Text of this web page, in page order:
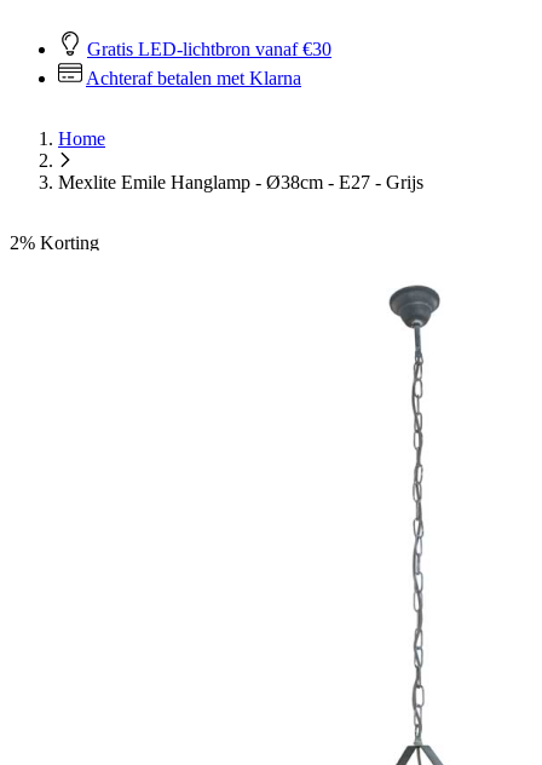
Gratis LED-lichtbron vanaf €30
Achteraf betalen met Klarna
Home
Mexlite Emile Hanglamp - Ø38cm - E27 - Grijs
2% Korting